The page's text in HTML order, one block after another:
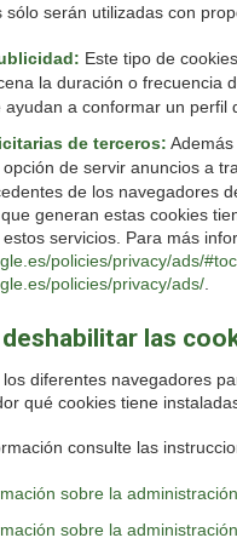
sólo serán utilizadas con
Este tipo de
la duración o frecuencia
ayudan a conformar un
de terceros:
de servir anuncios a
de los navegadores
generan estas cookies
servicios. Para más
policies/privacy/ads/
policies/privacy/ads/
las
diferentes navegadores
qué cookies tiene
consulte las
sobre la
sobre la